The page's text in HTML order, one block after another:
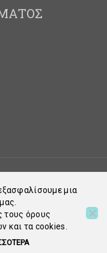
Reserved
μια
τους όρους
και τα cookies.